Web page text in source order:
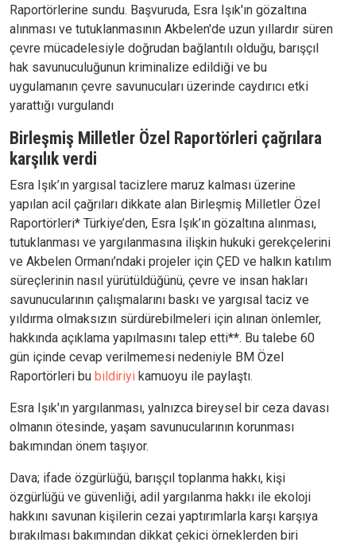
Raportörlerine sundu. Başvuruda, Esra Işık'ın gözaltına
alınması ve tutuklanmasının Akbelen'de uzun yıllardır süren
çevre mücadelesiyle doğrudan bağlantılı olduğu, barışçıl
hak savunuculuğunun kriminalize edildiği ve bu
uygulamanın çevre savunucuları üzerinde caydırıcı etki
yarattığı vurgulandı
Birleşmiş Milletler Özel Raportörleri çağrılara
karşılık verdi
Esra Işık’ın yargısal tacizlere maruz kalması üzerine
yapılan acil çağrıları dikkate alan Birleşmiş Milletler Özel
Raportörleri* Türkiye’den, Esra Işık’ın gözaltına alınması,
tutuklanması ve yargılanmasına ilişkin hukuki gerekçelerini
ve Akbelen Ormanı’ndaki projeler için ÇED ve halkın katılım
süreçlerinin nasıl yürütüldüğünü, çevre ve insan hakları
savunucularının çalışmalarını baskı ve yargısal taciz ve
yıldırma olmaksızın sürdürebilmeleri için alınan önlemler,
hakkında açıklama yapılmasını talep etti**. Bu talebe 60
gün içinde cevap verilmemesi nedeniyle BM Özel
Raportörleri bu bildiriyi kamuoyu ile paylaştı.
Esra Işık'ın yargılanması, yalnızca bireysel bir ceza davası
olmanın ötesinde, yaşam savunucularının korunması
bakımından önem taşıyor.
Dava; ifade özgürlüğü, barışçıl toplanma hakkı, kişi
özgürlüğü ve güvenliği, adil yargılanma hakkı ile ekoloji
hakkını savunan kişilerin cezai yaptırımlarla karşı karşıya
bırakılması bakımından dikkat çekici örneklerden biri